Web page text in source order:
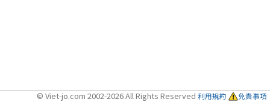
© Viet-jo.com 2002-2026 All Rights Reserved 利用規約 免責事項